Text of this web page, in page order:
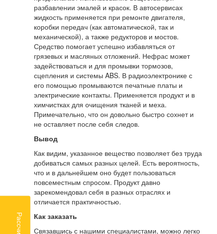
разбавлении эмалей и красок. В автосервисах
жидкость применяется при ремонте двигателя,
коробки передач (как автоматической, так и
механической), а также редукторов и мостов.
Средство помогает успешно избавляться от
грязевых и масляных отложений. Нефрас может
задействоваться и для промывки тормозов,
сцепления и системы ABS. В радиоэлектронике с
его помощью промываются печатные платы и
электрические контакты. Применяется продукт и в
химчистках для очищения тканей и меха.
Примечательно, что он довольно быстро сохнет и
не оставляет после себя следов.
Вывод
Как видим, указанное вещество позволяет без труда
добиваться самых разных целей. Есть вероятность,
что и в дальнейшем оно будет пользоваться
повсеместным спросом. Продукт давно
зарекомендовал себя в разных отраслях и
отличается практичностью.
Как заказать
Связавшись с нашими специалистами, можно легко